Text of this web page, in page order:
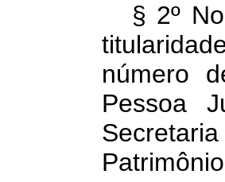
§ 2º
número
Pessoa